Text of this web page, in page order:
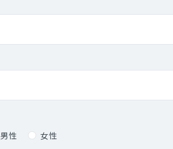
男性 女性